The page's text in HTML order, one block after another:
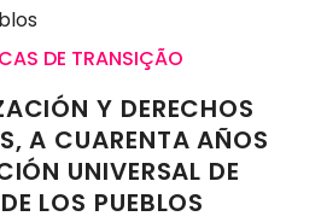
DE TRANSIÇÃO
Y DERECHOS
A CUARENTA AÑOS
UNIVERSAL DE
LOS PUEBLOS